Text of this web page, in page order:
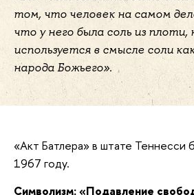
том, что человек на самом
что у него была соль из плоти,
используется в смысле соли
народа Божьего».
«Акт Батлера» в штате Теннесси
1967 году.
Символизм: «Подавление